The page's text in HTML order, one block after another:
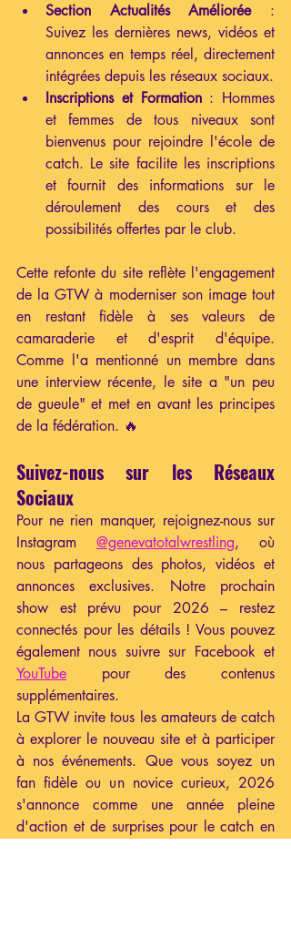
Section Actualités Améliorée :
Suivez les dernières news, vidéos et
annonces en temps réel, directement
intégrées depuis les réseaux sociaux.
Inscriptions et Formation : Hommes
et femmes de tous niveaux sont
bienvenus pour rejoindre l'école de
catch. Le site facilite les inscriptions
et fournit des informations sur le
déroulement des cours et des
possibilités offertes par le club.
Cette refonte du site reflète l'engagement
de la GTW à moderniser son image tout
en restant fidèle à ses valeurs de
camaraderie et d'esprit d'équipe.
Comme l'a mentionné un membre dans
une interview récente, le site a "un peu
de gueule" et met en avant les principes
de la fédération. 🔥
Suivez-nous sur les Réseaux
Sociaux
Pour ne rien manquer, rejoignez-nous sur
Instagram @genevatotalwrestling, où
nous partageons des photos, vidéos et
annonces exclusives. Notre prochain
show est prévu pour 2026 – restez
connectés pour les détails ! Vous pouvez
YouTube pour des contenus
supplémentaires.
La GTW invite tous les amateurs de catch
à explorer le nouveau site et à participer
à nos événements. Que vous soyez un
fan fidèle ou un novice curieux, 2026
s'annonce comme une année pleine
d'action et de surprises pour le catch en